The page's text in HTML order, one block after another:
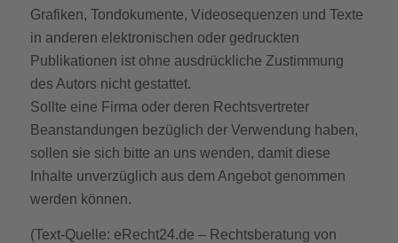
Grafiken, Tondokumente, Videosequenzen und Texte
in anderen elektronischen oder gedruckten
Publikationen ist ohne ausdrückliche Zustimmung
des Autors nicht gestattet.
Sollte eine Firma oder deren Rechtsvertreter
Beanstandungen bezüglich der Verwendung haben,
sollen sie sich bitte an uns wenden, damit diese
Inhalte unverzüglich aus dem Angebot genommen
werden können.
(Text-Quelle: eRecht24.de – Rechtsberatung von